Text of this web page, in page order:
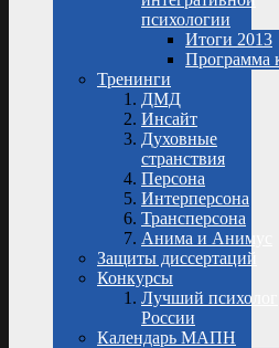
психологии
Итоги 2013
Программа
Тренинги
ДМД
Инсайт
Духовные
странствия
Персона
Интерперсона
Трансперсона
Анима и Анимус
Защиты диссертаций
Конкурсы
Лучший психолог
России
Календарь МАПН